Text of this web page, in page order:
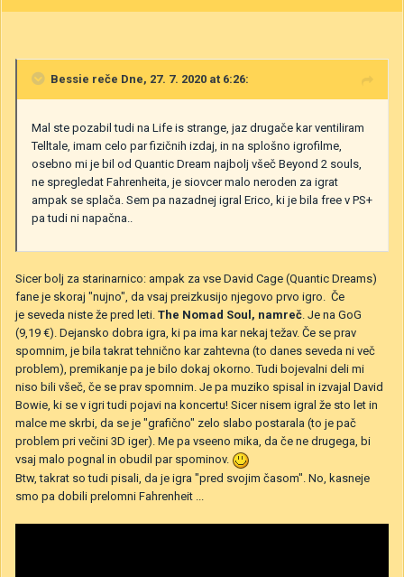
Bessie reče Dne, 27. 7. 2020 at 6:26:
Mal ste pozabil tudi na Life is strange, jaz drugače kar ventiliram
Telltale, imam celo par fizičnih izdaj, in na splošno igrofilme,
osebno mi je bil od Quantic Dream najbolj všeč Beyond 2 souls,
ne spregledat Fahrenheita, je siovcer malo neroden za igrat
ampak se splača. Sem pa nazadnej igral Erico, ki je bila free v PS+
pa tudi ni napačna..
Sicer bolj za starinarnico: ampak za vse David Cage (Quantic Dreams)
fane je skoraj "nujno", da vsaj preizkusijo njegovo prvo igro. Če
je seveda niste že pred leti. The Nomad Soul, namreč. Je na GoG
(9,19 €). Dejansko dobra igra, ki pa ima kar nekaj težav. Če se prav
spomnim, je bila takrat tehnično kar zahtevna (to danes seveda ni več
problem), premikanje pa je bilo dokaj okorno. Tudi bojevalni deli mi
niso bili všeč, če se prav spomnim. Je pa muziko spisal in izvajal David
Bowie, ki se v igri tudi pojavi na koncertu! Sicer nisem igral že sto let in
malce me skrbi, da se je "grafično" zelo slabo postarala (to je pač
problem pri večini 3D iger). Me pa vseeno mika, da če ne drugega, bi
vsaj malo pognal in obudil par spominov.
Btw, takrat so tudi pisali, da je igra "pred svojim časom". No, kasneje
smo pa dobili prelomni Fahrenheit ...